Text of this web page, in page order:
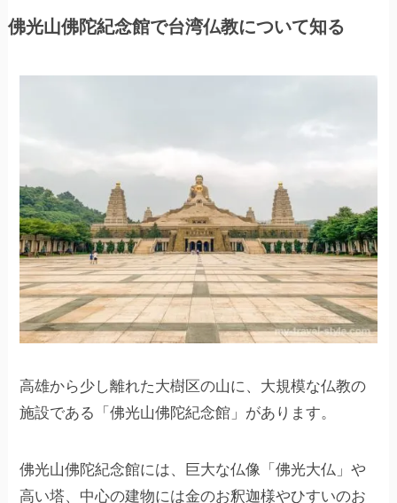
佛光山佛陀紀念館で台湾仏教について知る
高雄から少し離れた大樹区の山に、大規模な仏教の
施設である「佛光山佛陀紀念館」があります。
佛光山佛陀紀念館には、巨大な仏像「佛光大仏」や
高い塔、中心の建物には金のお釈迦様やひすいのお